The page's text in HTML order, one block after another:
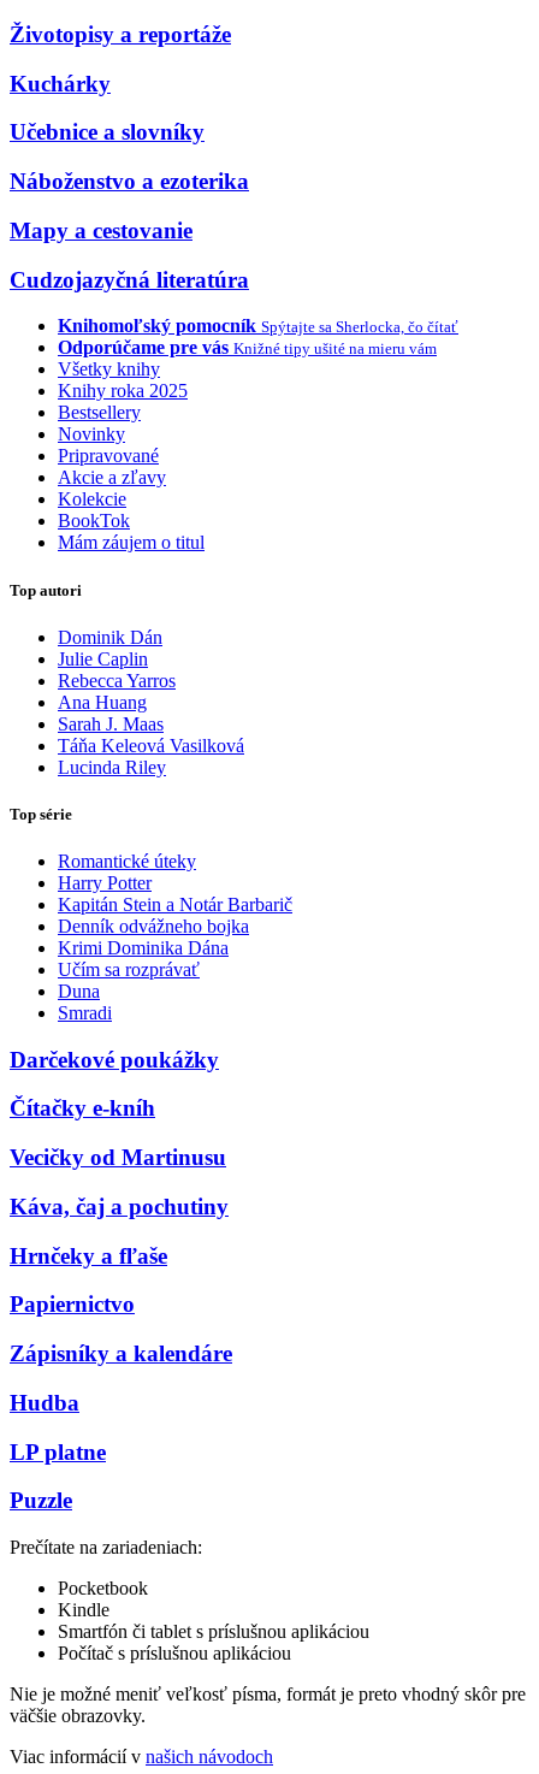
Životopisy a reportáže
Kuchárky
Učebnice a slovníky
Náboženstvo a ezoterika
Mapy a cestovanie
Cudzojazyčná literatúra
Knihomoľský pomocník Spýtajte sa Sherlocka, čo čítať
Odporúčame pre vás Knižné tipy ušité na mieru vám
Všetky knihy
Knihy roka 2025
Bestsellery
Novinky
Pripravované
Akcie a zľavy
Kolekcie
BookTok
Mám záujem o titul
Top autori
Dominik Dán
Julie Caplin
Rebecca Yarros
Ana Huang
Sarah J. Maas
Táňa Keleová Vasilková
Lucinda Riley
Top série
Romantické úteky
Harry Potter
Kapitán Stein a Notár Barbarič
Denník odvážneho bojka
Krimi Dominika Dána
Učím sa rozprávať
Duna
Smradi
Darčekové poukážky
Čítačky e-kníh
Vecičky od Martinusu
Káva, čaj a pochutiny
Hrnčeky a fľaše
Papiernictvo
Zápisníky a kalendáre
Hudba
LP platne
Puzzle
Prečítate na zariadeniach:
Pocketbook
Kindle
Smartfón či tablet s príslušnou aplikáciou
Počítač s príslušnou aplikáciou
Nie je možné meniť veľkosť písma, formát je preto vhodný skôr pre
väčšie obrazovky.
Viac informácií v našich návodoch